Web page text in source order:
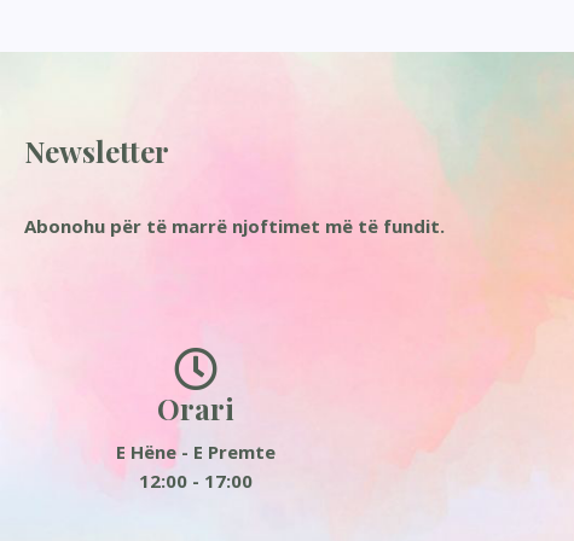
Newsletter
Abonohu për të marrë njoftimet më të fundit.
Orari
E Hëne - E Premte
12:00 - 17:00